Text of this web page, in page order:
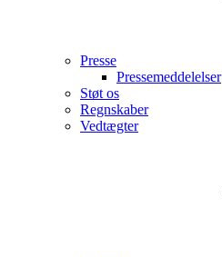
Presse
Pressemeddelelser
Støt os
Regnskaber
Vedtægter